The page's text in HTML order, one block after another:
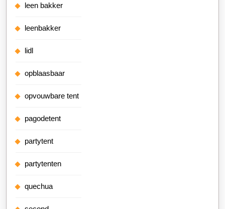
leen bakker
leenbakker
lidl
opblaasbaar
opvouwbare tent
pagodetent
partytent
partytenten
quechua